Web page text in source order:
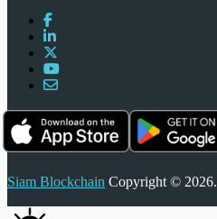
Siam Blockchain Copyright © 2026.